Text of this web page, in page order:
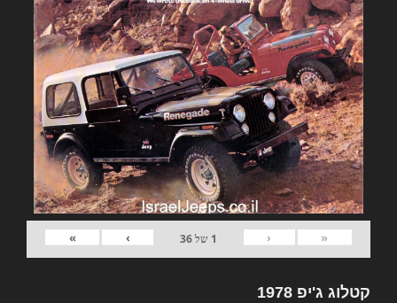
«
‹
1 של36
›
»
קטלוג ג'יפ 1978